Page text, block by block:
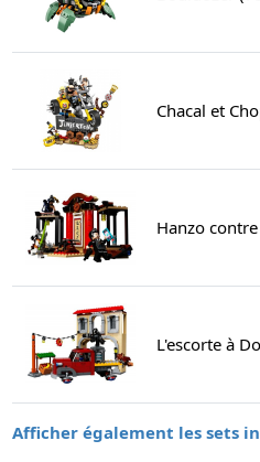
Chacal et
Hanzo
L'escorte à
Afficher également les sets